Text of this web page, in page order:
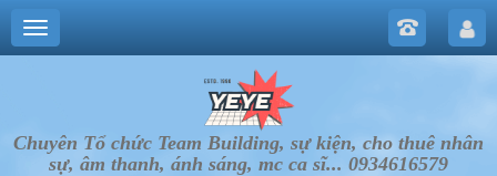
Chuyên Tổ chức Team Building, sự kiện, cho thuê nhân
sự, âm thanh, ánh sáng, mc ca sĩ... 0934616579